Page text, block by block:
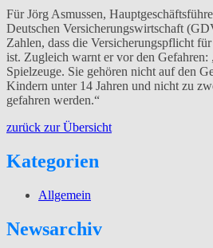
Für Jörg Asmussen,
Deutschen Versicherungswirtschaft
Zahlen, dass die Versicherungspflicht
ist. Zugleich warnt er vor den Gefahren:
Spielzeuge. Sie gehören nicht auf den
Kindern unter 14 Jahren und nicht zu
gefahren werden.“
zurück zur Übersicht
Kategorien
Allgemein
Newsarchiv